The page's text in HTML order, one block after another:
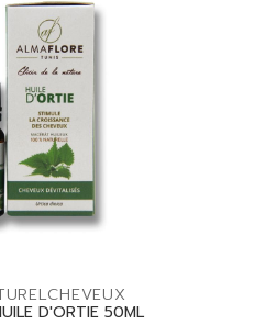
CHEVEUX
D'ORTIE 50ML